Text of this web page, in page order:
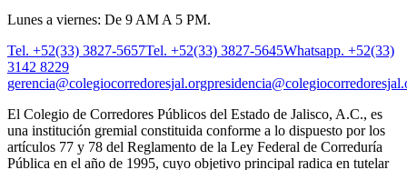
Lunes a viernes: De 9 AM A 5 PM.
Tel. +52(33) 3827-5657Tel. +52(33) 3827-5645Whatsapp. +52(33)
3142 8229
gerencia@colegiocorredoresjal.org
El Colegio de Corredores Públicos del Estado de Jalisco, A.C., es
una institución gremial constituida conforme a lo dispuesto por los
artículos 77 y 78 del Reglamento de la Ley Federal de Correduría
Pública en el año de 1995, cuyo objetivo principal radica en tutelar